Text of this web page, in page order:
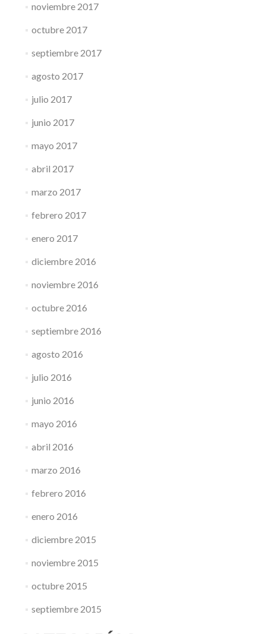
noviembre 2017
octubre 2017
septiembre 2017
agosto 2017
julio 2017
junio 2017
mayo 2017
abril 2017
marzo 2017
febrero 2017
enero 2017
diciembre 2016
noviembre 2016
octubre 2016
septiembre 2016
agosto 2016
julio 2016
junio 2016
mayo 2016
abril 2016
marzo 2016
febrero 2016
enero 2016
diciembre 2015
noviembre 2015
octubre 2015
septiembre 2015